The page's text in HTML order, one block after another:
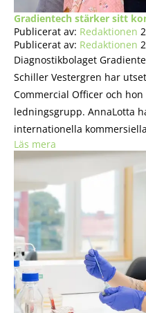
Gradientech stärker sitt
Publicerat av: Redaktionen
Publicerat av: Redaktionen
Diagnostikbolaget
Schiller Vestergren har
Commercial Officer och
ledningsgrupp. AnnaLotta
internationella
Läs mera